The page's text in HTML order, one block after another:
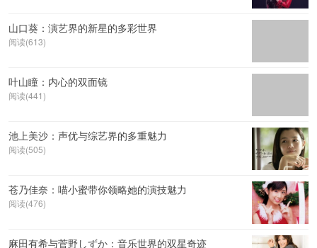
山口葵：演艺界的新星的多彩世界
阅读(613)
叶山瞳：内心的双面镜
阅读(441)
池上美沙：声优与综艺界的多重魅力
阅读(505)
苍乃佳奈：喵小蜜带你领略她的演技魅力
阅读(476)
麻田有希与菅野しずか：音乐世界的双星奇迹